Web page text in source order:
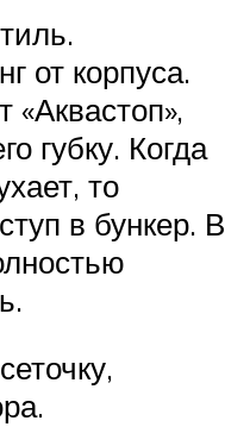
от корпуса.
«Аквастоп»,
губку. Когда
то
в бункер. В